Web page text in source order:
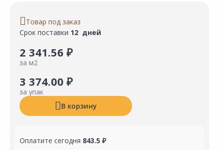
Товар под заказ
Срок поставки 12 дней
2 341.56 ₽
за м2
3 374.00 ₽
за упак
В корзину
Оплатите сегодня 843.5 ₽